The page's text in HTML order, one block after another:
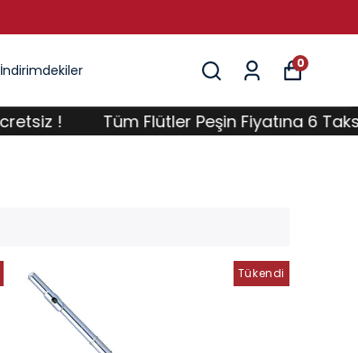
İndirimdekiler 0
Tüm Flütler Peşin Fiyatına 6 Taksit ; Üstelik
Tükendi